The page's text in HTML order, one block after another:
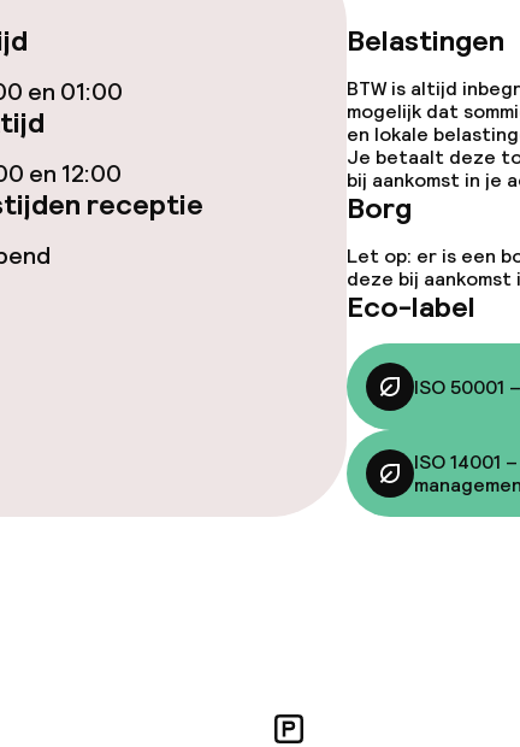
Diner à la
Roomservice
en 01:00
en 12:00
receptie
Belastingen
BTW is altijd
mogelijk dat
en lokale
Je betaalt deze
bij aankomst in je
Borg
Let op: er is een
deze bij aankomst
Eco-label
ISO 50001
ISO 14001